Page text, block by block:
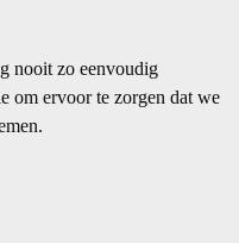
nooit zo eenvoudig
om ervoor te zorgen dat we